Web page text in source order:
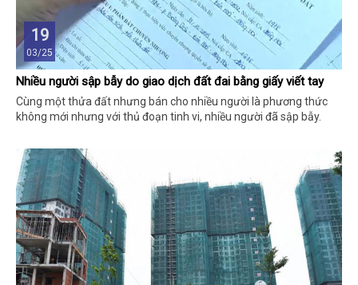
19
03/25
Nhiều người sập bẫy do giao dịch đất đai bằng giấy viết tay
Cùng một thửa đất nhưng bán cho nhiều người là phương thức
không mới nhưng với thủ đoạn tinh vi, nhiều người đã sập bẫy.